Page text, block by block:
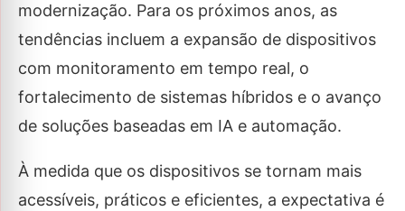
modernização. Para os próximos anos, as
tendências incluem a expansão de dispositivos
com monitoramento em tempo real, o
fortalecimento de sistemas híbridos e o avanço
de soluções baseadas em IA e automação.
À medida que os dispositivos se tornam mais
acessíveis, práticos e eficientes, a expectativa é